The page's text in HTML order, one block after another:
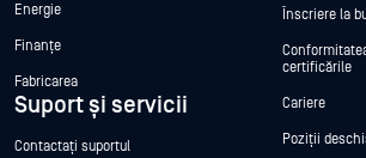
Energie
Finanțe
Fabricarea
Suport și servicii
Contactați suportul
Înscriere la
certificările
Cariere
Poziții